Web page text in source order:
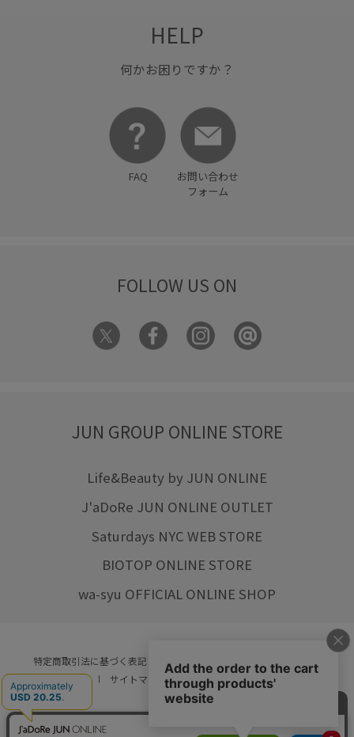
HELP
何かお困りですか？
FAQ
お問い合わせ
フォーム
FOLLOW US ON
JUN GROUP ONLINE STORE
Life&Beauty by JUN ONLINE
J'aDoRe JUN ONLINE OUTLET
Saturdays NYC WEB STORE
BIOTOP ONLINE STORE
wa-syu OFFICIAL ONLINE SHOP
特定商取引法に基づく表記 プライバシーポリシー
ご利用規約
サイトマップ リクルート ご利用ガイド